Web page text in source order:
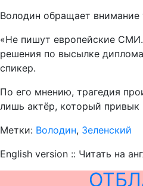
Володин обращает внимание
«Не пишут европейские
решения по высылке
спикер.
По его мнению, трагедия
лишь актёр, который
Метки: Володин, Зеленский
English version :: Читать на